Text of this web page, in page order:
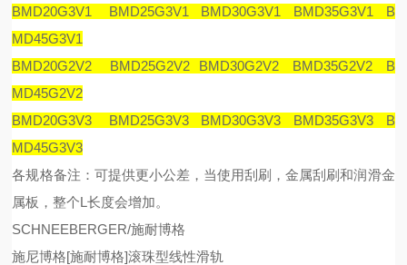
BMD20G3V1 BMD25G3V1 BMD30G3V1 BMD35G3V1 B
MD45G3V1
BMD20G2V2 BMD25G2V2 BMD30G2V2 BMD35G2V2 B
MD45G2V2
BMD20G3V3 BMD25G3V3 BMD30G3V3 BMD35G3V3 B
MD45G3V3
各规格备注：可提供更小公差，当使用刮刷，金属刮刷和润滑金
属板，整个L长度会增加。
SCHNEEBERGER/施耐博格
施尼博格[施耐博格]滚珠型线性滑轨